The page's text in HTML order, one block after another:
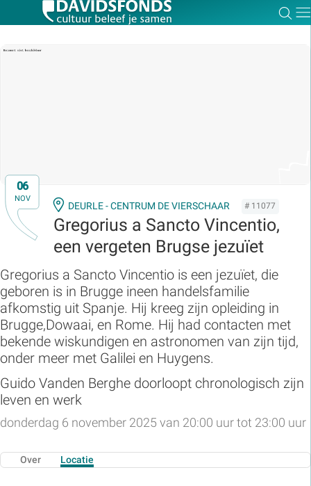
06
NOV
DEURLE - CENTRUM DE VIERSCHAAR # 11077
Gregorius a Sancto Vincentio,
een vergeten Brugse jezuïet
Gregorius a Sancto Vincentio is een jezuïet, die
geboren is in Brugge ineen handelsfamilie
afkomstig uit Spanje. Hij kreeg zijn opleiding in
Brugge,Dowaai, en Rome. Hij had contacten met
bekende wiskundigen en astronomen van zijn tijd,
onder meer met Galilei en Huygens.
Guido Vanden Berghe doorloopt chronologisch zijn
leven en werk
donderdag 6 november 2025 van 20:00 uur tot 23:00 uur
Over Locatie